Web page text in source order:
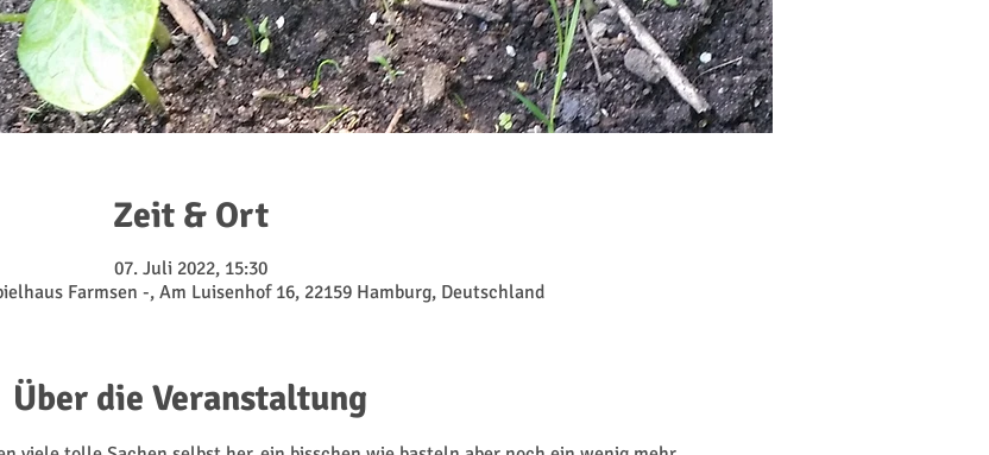
Zeit & Ort
07. Juli 2022, 15:30
Farmsen -, Am Luisenhof 16, 22159 Hamburg, Deutschland
Über die Veranstaltung